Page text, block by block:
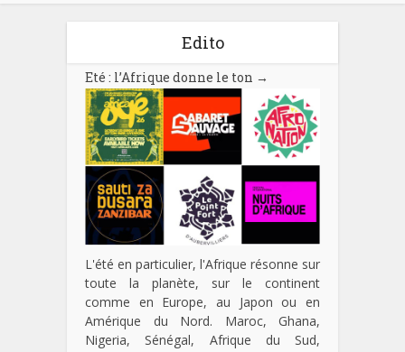
Edito
Eté : l’Afrique donne le ton →
L'été en particulier, l'Afrique résonne sur
toute la planète, sur le continent
comme en Europe, au Japon ou en
Amérique du Nord. Maroc, Ghana,
Nigeria, Sénégal, Afrique du Sud,